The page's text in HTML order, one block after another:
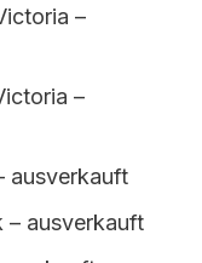
–
–
ausverkauft
– ausverkauft